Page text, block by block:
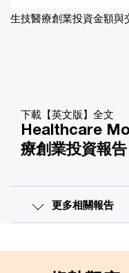
生技醫療創業投資金額與
下載【英文版】全文
Healthcare
療創業投資報
更多相關報告